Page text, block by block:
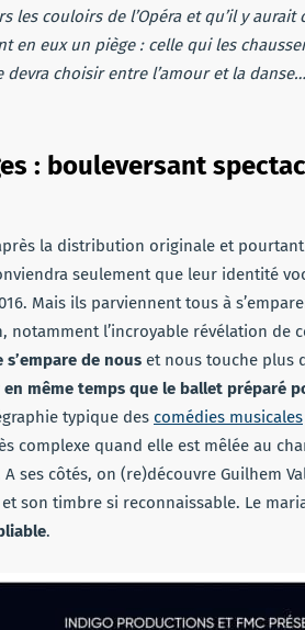
les couloirs de l’Opéra et qu’il y aurait
en eux un piège : celle qui les
devra choisir entre l’amour et la
: bouleversant
la distribution originale et
seulement que leur identité
Mais ils parviennent tous à
l’incroyable révélation de
de nous et nous touche plus
en même temps que le ballet préparé
typique des comédies musicales
complexe quand elle est mêlée au
ses côtés, on (re)découvre Guilhem
son timbre si reconnaissable. Le
.